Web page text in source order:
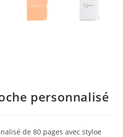
personnalisé
de 80 pages avec styloe